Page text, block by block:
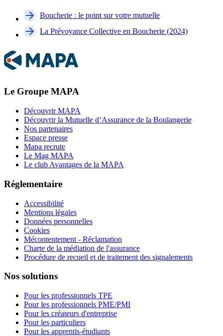
Boucherie : le point sur votre mutuelle
La Prévoyance Collective en Boucherie (2024)
Le Groupe MAPA
Découvrir MAPA
Découvrir la Mutuelle d’Assurance de la Boulangerie
Nos partenaires
Espace presse
Mapa recrute
Le Mag MAPA
Le club Avantages de la MAPA
Réglementaire
Accessibilité
Mentions légales
Données personnelles
Cookies
Mécontentement - Réclamation
Charte de la médiation de l'assurance
Procédure de recueil et de traitement des signalements
Nos solutions
Pour les professionnels TPE
Pour les professionnels PME/PMI
Pour les créateurs d'entreprise
Pour les particuliers
Pour les apprentis-étudiants